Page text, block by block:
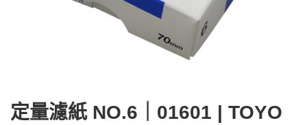
定量濾紙 NO.6｜01601 | TOYO